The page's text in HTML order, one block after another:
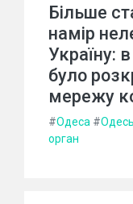
Більше
намір
Україну:
було
мережу
#Одеса #
орган